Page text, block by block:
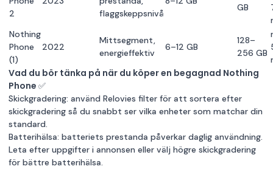
2
flaggskeppsnivå
GB
Nothing
Phone
(1)
2022
Mittsegment,
energieffektiv
6–12 GB
128–
256 GB
Vad du bör tänka på när du köper en begagnad Nothing
Phone ✅
Skickgradering: använd Relovies filter för att sortera efter
skickgradering så du snabbt ser vilka enheter som matchar din
standard.
Batterihälsa: batteriets prestanda påverkar daglig användning.
Leta efter uppgifter i annonsen eller välj högre skickgradering
för bättre batterihälsa.